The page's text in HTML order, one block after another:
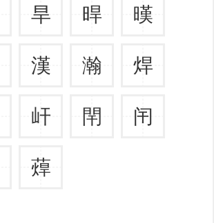
旱 晘 暵
漢 瀚 焊
屽 閈 闬
蔊